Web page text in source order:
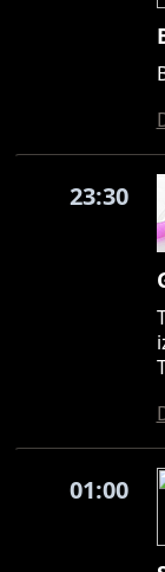
23:30
01:00